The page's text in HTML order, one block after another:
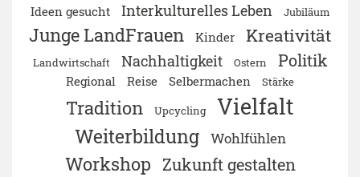
Ideen gesucht Interkulturelles Leben Jubiläum
Junge LandFrauen Kinder Kreativität
Landwirtschaft Nachhaltigkeit Ostern Politik
Regional Reise Selbermachen Stärke
Tradition Upcycling Vielfalt
Weiterbildung Wohlfühlen
Workshop Zukunft gestalten